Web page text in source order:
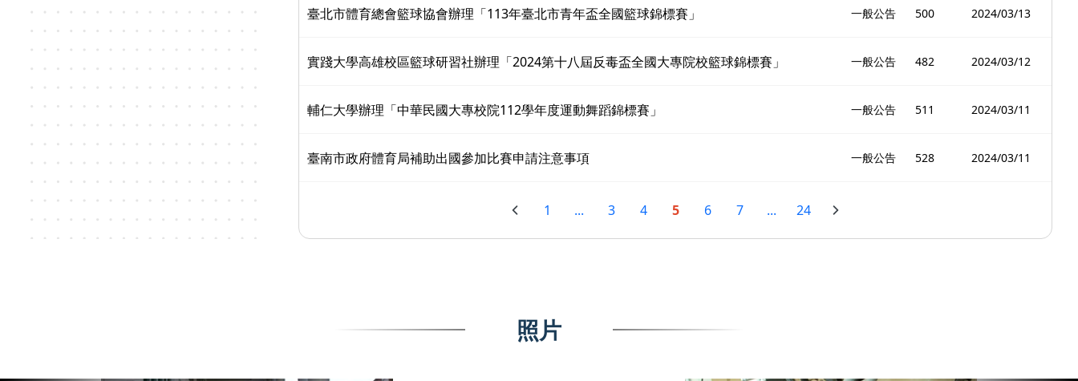
臺北市體育總會籃球協會辦理「113年臺北市青年盃全國籃球錦標賽」 一般公告 500 2024/03/13
實踐大學高雄校區籃球研習社辦理「2024第十八屆反毒盃全國大專院校籃球錦標賽」 一般公告 482 2024/03/12
輔仁大學辦理「中華民國大專校院112學年度運動舞蹈錦標賽」 一般公告 511 2024/03/11
臺南市政府體育局補助出國參加比賽申請注意事項 一般公告 528 2024/03/11
1 ... 3 4 5 6 7 ... 24
照片